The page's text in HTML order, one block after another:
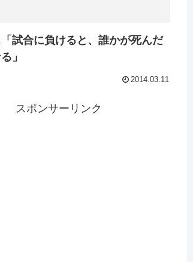
試合に負けると、誰かが死んだ
」
2014.03.11
スポンサーリンク